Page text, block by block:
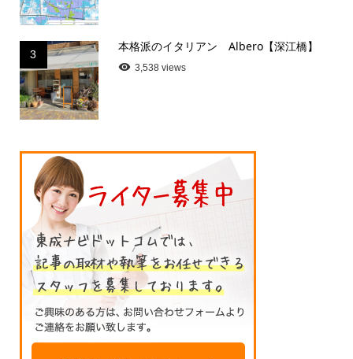
3
本格派のイタリアン Albero【深江橋】
3,538 views